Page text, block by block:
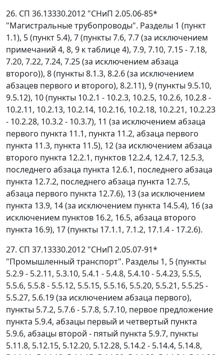
26. СП 36.13330.2012 "СНиП 2.05.06-85*
"Магистральные трубопроводы". Разделы 1 (пункт
1.1), 5 (пункт 5.4), 7 (пункты 7.6, 7.7 (за исключением
примечаний 4, 8, 9 к таблице 4), 7.9, 7.10, 7.15 - 7.18,
7.20, 7.22, 7.24, 7.25 (за исключением абзаца
второго)), 8 (пункты 8.1.3, 8.2.6 (за исключением
абзацев первого и второго), 8.2.11), 9 (пункты 9.5.10,
9.5.12), 10 (пункты 10.2.1 - 10.2.3, 10.2.5, 10.2.6, 10.2.8 -
10.2.11, 10.2.13, 10.2.14, 10.2.16, 10.2.18, 10.2.21, 10.2.23
- 10.2.28, 10.3.2 - 10.3.7), 11 (за исключением абзаца
первого пункта 11.1, пункта 11.2, абзаца первого
пункта 11.3, пункта 11.5), 12 (за исключением абзаца
второго пункта 12.2.1, пунктов 12.2.4, 12.4.7, 12.5.3,
последнего абзаца пункта 12.6.1, последнего абзаца
пункта 12.7.2, последнего абзаца пункта 12.7.5,
абзаца первого пункта 12.7.6), 13 (за исключением
пункта 13.9, 14 (за исключением пункта 14.5.4), 16 (за
исключением пунктов 16.2, 16.5, абзаца второго
пункта 16.9), 17 (пункты 17.1.1, 7.1.2, 17.1.4 - 17.2.6).
27. СП 37.13330.2012 "СНиП 2.05.07-91*
"Промышленный транспорт". Разделы 1, 5 (пункты
5.2.9 - 5.2.11, 5.3.10, 5.4.1 - 5.4.8, 5.4.10 - 5.4.23, 5.5.5,
5.5.6, 5.5.8 - 5.5.12, 5.5.15, 5.5.16, 5.5.20, 5.5.21, 5.5.25 -
5.5.27, 5.6.19 (за исключением абзаца первого),
пункты 5.7.2, 5.7.6 - 5.7.8, 5.7.10, первое предложение
пункта 5.9.4, абзацы первый и четвертый пункта
5.9.6, абзацы второй - пятый пункта 5.9.7, пункты
5.11.8, 5.12.15, 5.12.20, 5.12.28, 5.14.2 - 5.14.4, 5.14.8,